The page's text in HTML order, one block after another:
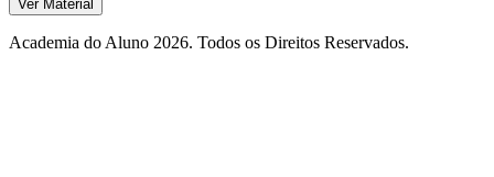
Ver Material
Academia do Aluno 2026. Todos os Direitos Reservados.